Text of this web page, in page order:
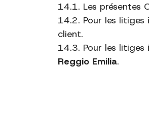
14.1. Les présentes
14.2. Pour les
client.
14.3. Pour les
Reggio Emilia.